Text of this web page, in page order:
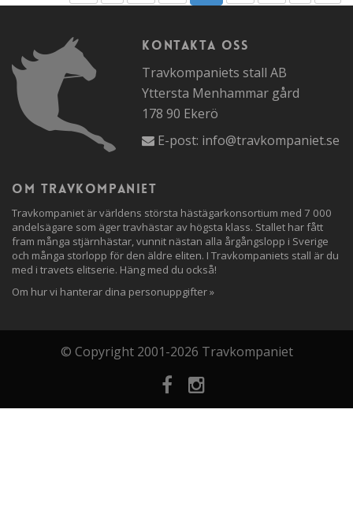
Kontakta oss
Travkompaniets stall AB
Yttersta Menhammar gård
178 90 Ekerö
E-post: info@travkompaniet.se
Om travkompaniet
Travkompaniet är världens största hästägarkonsortium med 7 000
andelsägare som äger travhästar av högsta klass. Stallet har fått
fram många stjärnhästar, vunnit nästan alla årgångslopp i Sverige
och många storlopp för den äldre eliten. I Travkompaniets stall är du
med i travets elitserie. Häng med du också!
Om hur vi hanterar dina personuppgifter »
© Copyright 2001-2026 Travkompaniet